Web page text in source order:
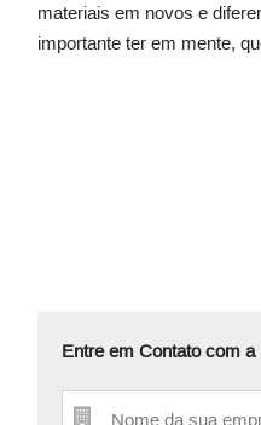
materiais em novos e
importante ter em mente,
Entre em Contato com a